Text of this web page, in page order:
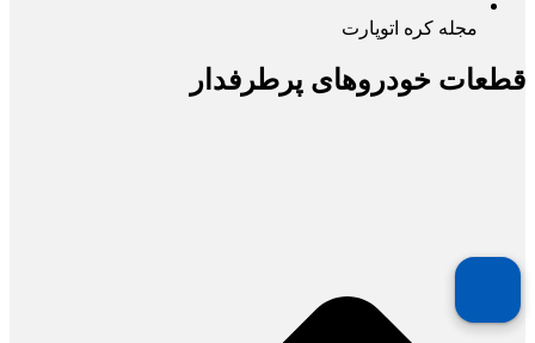
مجله کره اتوپارت
قطعات خودروهای پرطرفدار